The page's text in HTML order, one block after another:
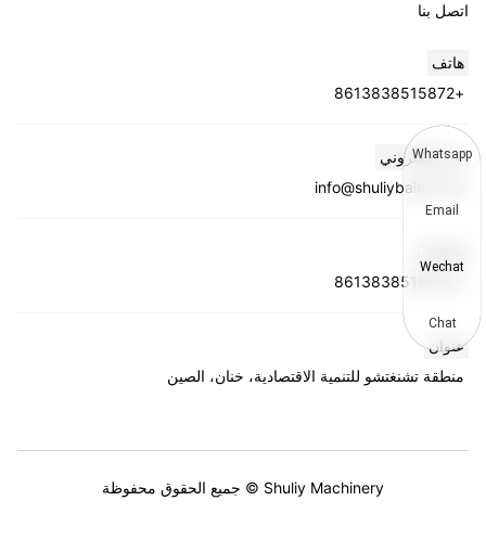
اتصل بنا
هاتف
+8613838515872
بريد إلكتروني
info@shuliybaler.com
عنوان
منطقة تشنغتشو للتنمية الاقتصادية، خنان، الصين
Shuliy Machinery © جميع الحقوق محفوظة
Whatsapp
Email
Wechat
Chat